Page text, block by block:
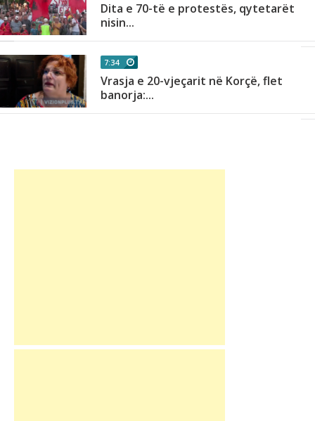
Dita e 70-të e protestës, qytetarët
nisin...
7:34
Vrasja e 20-vjeçarit në Korçë, flet
banorja:...